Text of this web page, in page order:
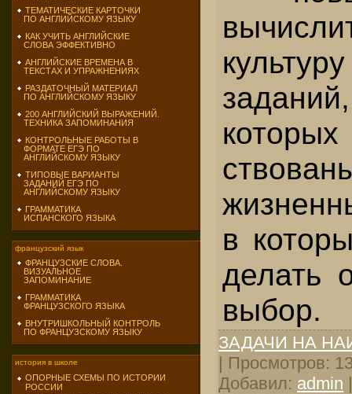
ТЕМАТИЧЕСКИЕ КАРТОЧКИ
ПО АНГЛИЙСКОМУ ЯЗЫКУ
КАК УЧИТЬ АНГЛИЙСКИЕ
СЛОВА ЭФФЕКТИВНО
АНГЛИЙСКИЕ ВРЕМЕНА В
ТЕКСТАХ И УПРАЖНЕНИЯХ
РАЗДАТОЧНЫЙ МАТЕРИАЛ
ПО АНГЛИЙСКОМУ ЯЗЫКУ
200 АНГЛИЙСКИЙ ВЫРАЖЕНИЙ.
ТЕХНИКА ЗАПОМИНАНИЯ
КОНТРОЛЬНЫЕ РАБОТЫ В
ФОРМАТЕ ЕГЭ ПО
АНГЛИЙСКОМУ ЯЗЫКУ
ТИПОВЫЕ ВАРИАНТЫ
ЗАДАНИЙ ЕГЭ ПО
АНГЛИЙСКОМУ ЯЗЫКУ
ГРАММАТИКА
ИСПАНСКОГО ЯЗЫКА
французский язык
ФРАНЦУЗСКИЕ СЛОВА.
ВИЗУАЛЬНОЕ
ЗАПОМИНАНИЕ
ГРАММАТИКА
ФРАНЦУЗСКОГО ЯЗЫКА
ВНУТРИШКОЛЬНЫЙ КОНТРОЛЬ
ПО ФРАНЦУЗСКОМУ ЯЗЫКУ
история в школе
ОПОРНЫЕ СХЕМЫ ПО ИСТОРИИ
РОССИИ
в
делать
выбор.
ЗАДАЧИ НА
| Просмотров:
Добавил: admin